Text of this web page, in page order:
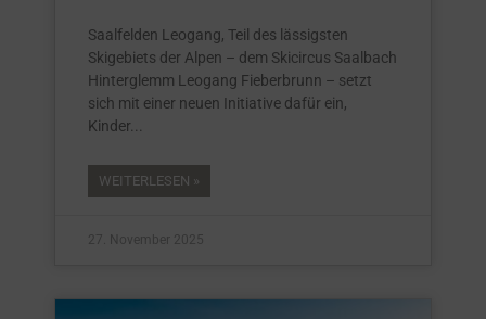
Saalfelden Leogang, Teil des lässigsten
Skigebiets der Alpen – dem Skicircus Saalbach
Hinterglemm Leogang Fieberbrunn – setzt
sich mit einer neuen Initiative dafür ein,
Kinder
WEITERLESEN »
27. November 2025